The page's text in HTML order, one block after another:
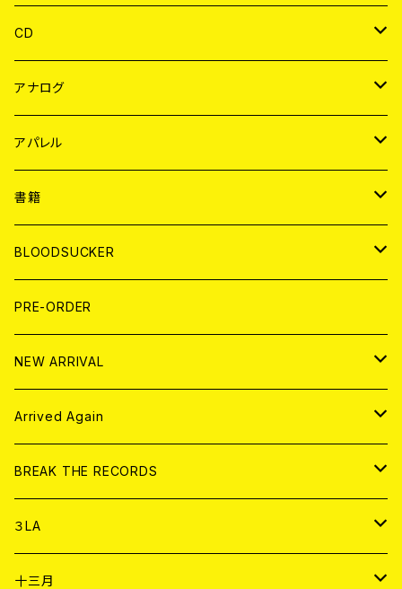
CD
JAPAN
WORLD
アナログ
JAPAN
７EP
LP
WORLD
7EP
LP
アパレル
JAPAN
T-shirt
HOOD
WORLD
T-shirt
HOOD
書籍
MAGAZINE
BOLLOCKS
EL ZINE
写真集 (PHOTOBOOK)
BLOODSUCKER
CD
アナログ
アパレル
書籍
DIGITAL CONTENTS
PRE-ORDER
NEW ARRIVAL
CD
アナログ
Arrived Again
CD
アナログ
BREAK THE RECORDS
CD
ANALOG
３LA
CD
十三月